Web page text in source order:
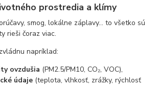
prostredia a klímy
smog, lokálne záplavy… to všetko sú
rieši čoraz viac.
napríklad:
ovzdušia (PM2.5/PM10, CO₂, VOC),
údaje (teplota, vlhkosť, zrážky, rýchlosť